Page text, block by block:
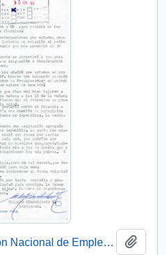
[Petitorio de la Agrupación Nacional de Empleados Fiscales]